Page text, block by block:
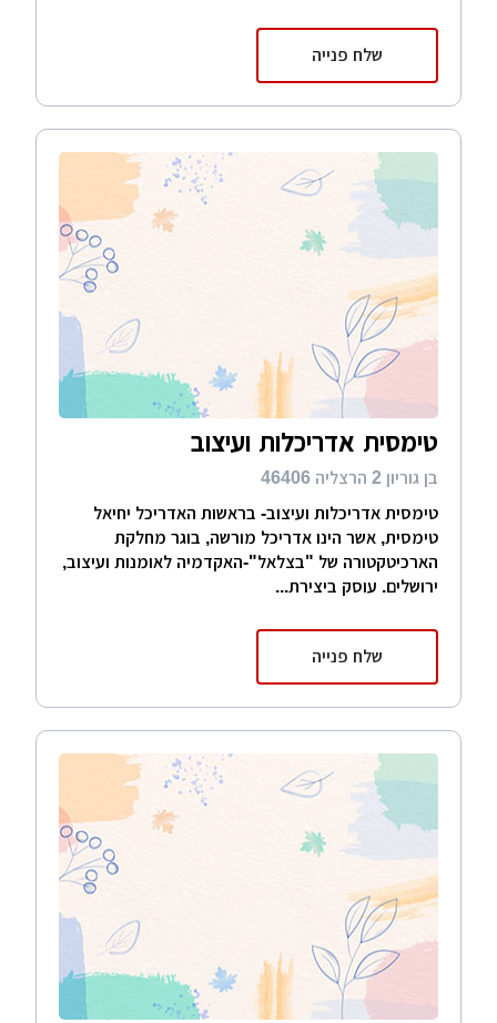
שלח פנייה
טימסית אדריכלות ועיצוב
בן גוריון 2 הרצליה 46406
טימסית אדריכלות ועיצוב- בראשות האדריכל יחיאל
טימסית, אשר הינו אדריכל מורשה, בוגר מחלקת
הארכיטקטורה של "בצלאל"-האקדמיה לאומנות ועיצוב,
ירושלים. עוסק ביצירת...
שלח פנייה